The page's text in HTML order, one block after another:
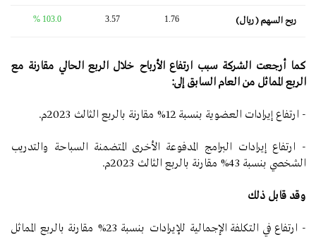
ربح السهم (ريال) 1.76
3.57
103.0 %
كما أرجعت الشركة سبب ارتفاع الأرباح خلال الربع الحالي مقارنة مع
الربع المماثل من العام السابق إلى:
- ارتفاع إيرادات العضوية بنسبة 12% مقارنة بالربع الثالث 2023م.
- ارتفاع إيرادات البرامج المدفوعة الأخرى المتضمنة السباحة والتدريب
الشخصي بنسبة 43% مقارنة بالربع الثالث 2023م.
وقد قابل ذلك
- ارتفاع في التكلفة الإجمالية للإيرادات بنسبة 23% مقارنة بالربع المماثل